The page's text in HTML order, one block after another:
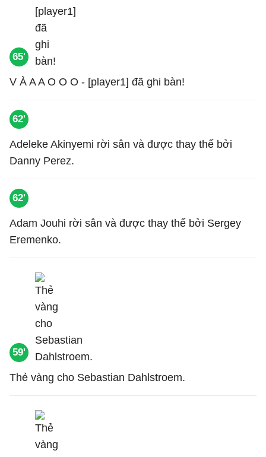
65'
V À A A O O O - [player1] đã ghi bàn!
62'
Adeleke Akinyemi rời sân và được thay thế bởi
Danny Perez.
62'
Adam Jouhi rời sân và được thay thế bởi Sergey
Eremenko.
59'
Thẻ vàng cho Sebastian Dahlstroem.